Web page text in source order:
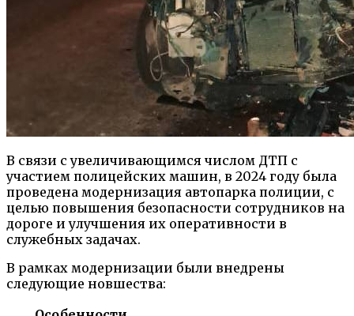
В связи с увеличивающимся числом ДТП с
участием полицейских машин, в 2024 году была
проведена модернизация автопарка полиции, с
целью повышения безопасности сотрудников на
дороге и улучшения их оперативности в
служебных задачах.
В рамках модернизации были внедрены
следующие новшества: